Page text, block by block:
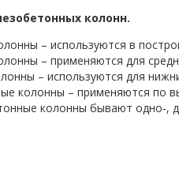
колонн.
– используются в
– применяются для
– используются для
колонны – применяются по
колонны бывают одно-,